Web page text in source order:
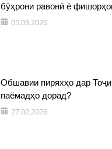
бӯҳрони равонӣ ё
05.03.2026
Обшавии пиряхҳо дар
паёмадҳо дорад?
27.02.2026